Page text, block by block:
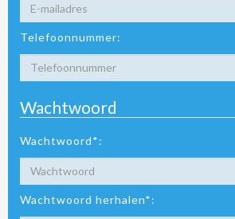
Telefoonnummer:
Wachtwoord
Wachtwoord*:
Wachtwoord herhalen*: